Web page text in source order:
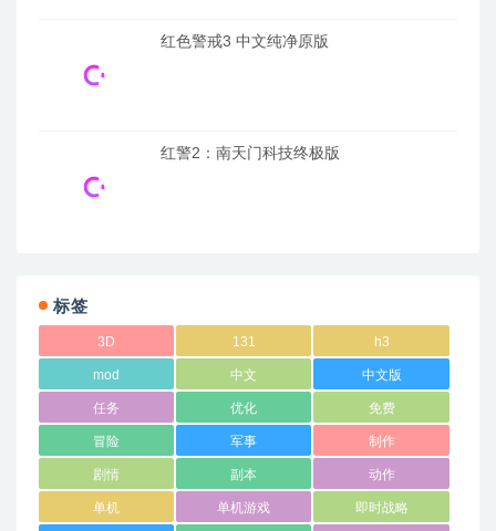
红色警戒3 中文纯净原版
红警2：南天门科技终极版
标签
3D 131 h3
mod 中文 中文版
任务 优化 免费
冒险 军事 制作
剧情 副本 动作
单机 单机游戏 即时战略